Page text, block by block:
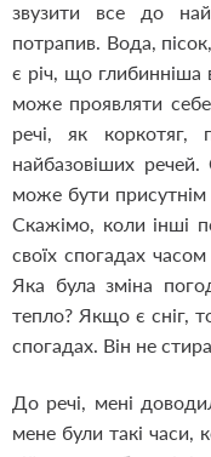
звузити все до
потрапив. Вода,
є річ, що глибинніша
може проявляти себе
речі, як коркотяг,
найбазовіших
може бути присутнім
Скажімо, коли інші
своїх спогадах
Яка була зміна
тепло? Якщо є сніг,
спогадах. Він не
До речі, мені
мене були такі часи,